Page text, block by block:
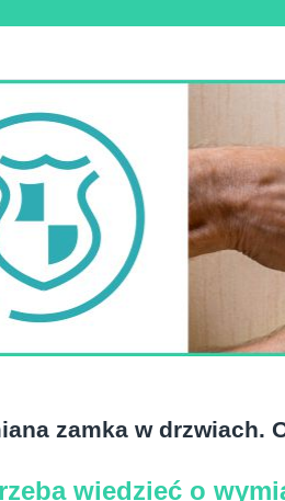
zamka w drzwiach.
wiedzieć o